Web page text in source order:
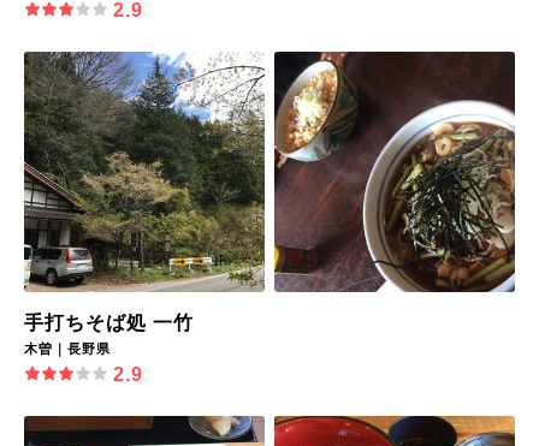
2.9
手打ちそば処 一竹
木曽｜長野県
2.9